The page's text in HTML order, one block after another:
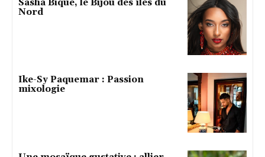
Sasha Bique, le Bijou des îles du
Nord
Ike-Sy Paquemar : Passion
mixologie